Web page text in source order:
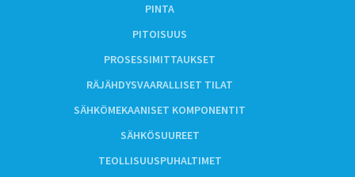
PINTA
PITOISUUS
PROSESSIMITTAUKSET
RÄJÄHDYSVAARALLISET TILAT
SÄHKÖMEKAANISET KOMPONENTIT
SÄHKÖSUUREET
TEOLLISUUSPUHALTIMET